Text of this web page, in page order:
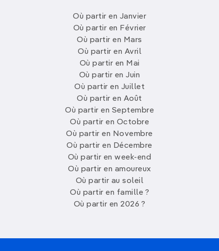
Où partir en Janvier
Où partir en Février
Où partir en Mars
Où partir en Avril
Où partir en Mai
Où partir en Juin
Où partir en Juillet
Où partir en Août
Où partir en Septembre
Où partir en Octobre
Où partir en Novembre
Où partir en Décembre
Où partir en week-end
Où partir en amoureux
Où partir au soleil
Où partir en famille ?
Où partir en 2026 ?